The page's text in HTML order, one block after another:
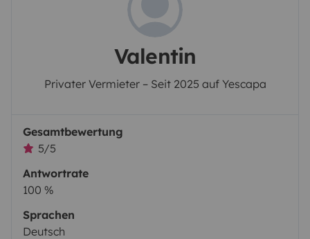
Valentin
Privater Vermieter – Seit 2025 auf Yescapa
Gesamtbewertung
5/5
Antwortrate
100 %
Sprachen
Deutsch